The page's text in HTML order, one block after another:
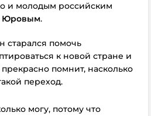
и молодым российским
Юровым.
старался помочь
к новой стране и
помнит, насколько
переход.
могу, потому что